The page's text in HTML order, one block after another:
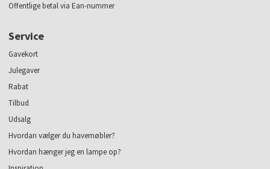
Offentlige betal via Ean-nummer
Service
Gavekort
Julegaver
Rabat
Tilbud
Udsalg
Hvordan vælger du havemøbler?
Hvordan hænger jeg en lampe op?